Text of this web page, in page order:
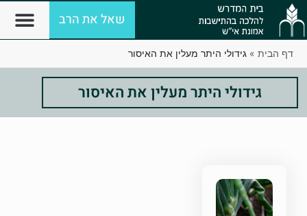
שאל את הרב
דף הבית » גידולי היתר מעלין את האיסור
גידולי היתר מעלין את האיסור